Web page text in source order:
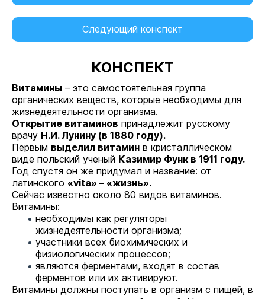
Следующий конспект
КОНСПЕКТ
Витамины – это самостоятельная группа
органических веществ, которые необходимы для
жизнедеятельности организма.
Открытие витаминов принадлежит русскому
врачу Н.И. Лунину (в 1880 году).
Первым выделил витамин в кристаллическом
виде польский ученый Казимир Функ в 1911 году.
Год спустя он же придумал и название: от
латинского «vita» – «жизнь».
Сейчас известно около 80 видов витаминов.
Витамины:
необходимы как регуляторы
жизнедеятельности организма;
участники всех биохимических и
физиологических процессов;
являются ферментами, входят в состав
ферментов или их активируют.
Витамины должны поступать в организм с пищей, в